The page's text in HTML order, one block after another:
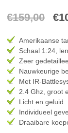
€159,00 €
Amerikaanse
Schaal 1:24,
Zeer
Nauwkeurige
Met IR-
2.4 Ghz, groot
Licht en geluid
Individueel
Draaibare